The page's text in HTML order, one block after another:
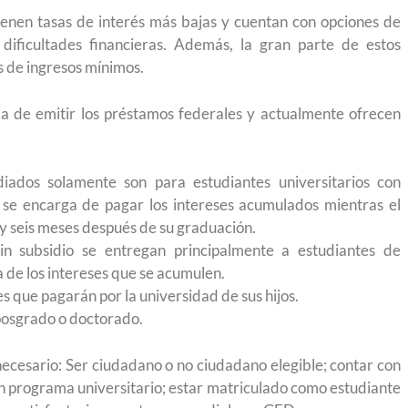
tasas de interés más bajas y cuentan con opciones de
financieras. Además, la gran parte de estos
ingresos mínimos.
de emitir los préstamos federales y actualmente ofrecen
solamente son para estudiantes universitarios con
encarga de pagar los intereses acumulados mientras el
meses después de su graduación.
subsidio se entregan principalmente a estudiantes de
los intereses que se acumulen.
que pagarán por la universidad de sus hijos.
o doctorado.
Ser ciudadano o no ciudadano elegible; contar con
programa universitario; estar matriculado como estudiante
para el Empleo
Ciudadanízate, el curso gratuito de preparación
para el examen de naturalización en EUA